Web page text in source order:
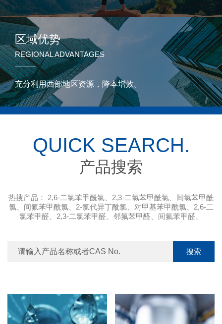
区域优势
REGIONAL ADVANTAGES
充分利用西部地区资源，降本增效。
QUICK SEARCH.
产品搜索
热搜产品： 2,6-二氯苯甲酰氯 2,3-二氯苯甲酰氯
间氯苯甲酰
氯、 间氟苯甲酰氯、 2-氯代异丁酰氯、 对甲基苯甲酰氯、 2,6-二
氯苯甲醛
2,3-二氯苯甲醛 邻氟苯甲醛 间氟苯甲醛